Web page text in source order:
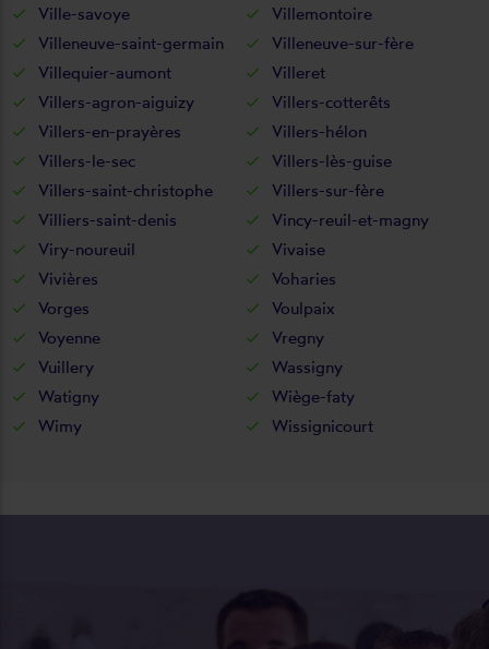
Ville-savoye
Villemontoire
Villeneuve-saint-germain
Villeneuve-sur-fère
Villequier-aumont
Villeret
Villers-agron-aiguizy
Villers-cotterêts
Villers-en-prayères
Villers-hélon
Villers-le-sec
Villers-lès-guise
Villers-saint-christophe
Villers-sur-fère
Villiers-saint-denis
Vincy-reuil-et-magny
Viry-noureuil
Vivaise
Vivières
Voharies
Vorges
Voulpaix
Voyenne
Vregny
Vuillery
Wassigny
Watigny
Wiège-faty
Wimy
Wissignicourt